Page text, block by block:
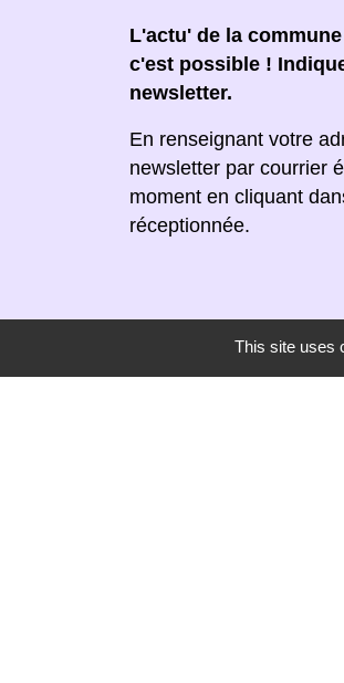
L'actu' de la
c'est possible !
newsletter.
En renseignant votre
newsletter par courrier
moment en cliquant
réceptionnée.
This site uses